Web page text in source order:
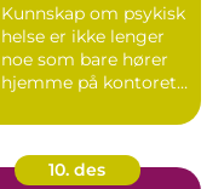
barn og unge
Kunnskap om psykisk
helse er ikke lenger
noe som bare hører
hjemme på kontoret
Barne...
10. des